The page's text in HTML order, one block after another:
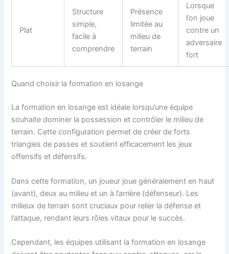
Plat
Structure
simple,
facile à
comprendre
Présence
limitée au
milieu de
terrain
Lorsque
l’on joue
contre un
adversaire
fort
Quand choisir la formation en losange
La formation en losange est idéale lorsqu’une équipe
souhaite dominer la possession et contrôler le milieu de
terrain. Cette configuration permet de créer de forts
triangles de passes et soutient efficacement les jeux
offensifs et défensifs.
Dans cette formation, un joueur joue généralement en haut
(avant), deux au milieu et un à l’arrière (défenseur). Les
milieux de terrain sont cruciaux pour relier la défense et
l’attaque, rendant leurs rôles vitaux pour le succès.
Cependant, les équipes utilisant la formation en losange